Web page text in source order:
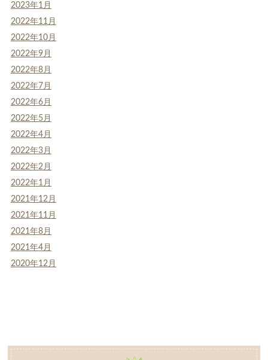
2023年1月
2022年11月
2022年10月
2022年9月
2022年8月
2022年7月
2022年6月
2022年5月
2022年4月
2022年3月
2022年2月
2022年1月
2021年12月
2021年11月
2021年8月
2021年4月
2020年12月